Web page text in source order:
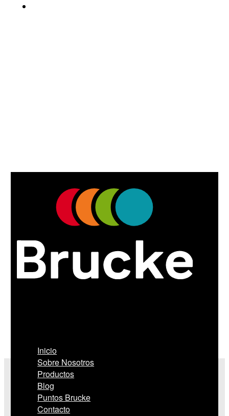
Inicio
Sobre Nosotros
Productos
Blog
Puntos Brucke
Contacto